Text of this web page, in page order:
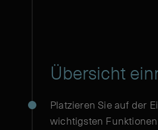
Übersicht
Platzieren Sie auf der
wichtigsten